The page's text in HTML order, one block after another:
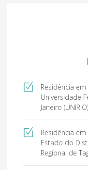
Residência
Universidade
Janeiro
Residência
Estado do
Regional de